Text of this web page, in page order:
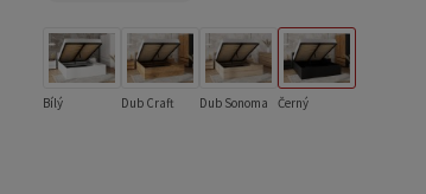
Bílý Dub Craft Dub Sonoma Černý